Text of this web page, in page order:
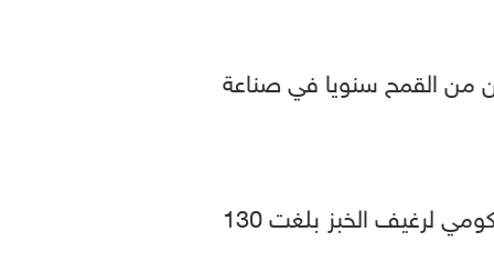
مستورد للقمح في العالم، تستهلك 8.5 مليون طن من القمح سنويا في صناعة
وكان الرئيس المصري عبد الفتاح السيسي قد أشار قبل أيام إلى أن فاتورة الدعم الحكومي لرغيف الخبز بلغت 130